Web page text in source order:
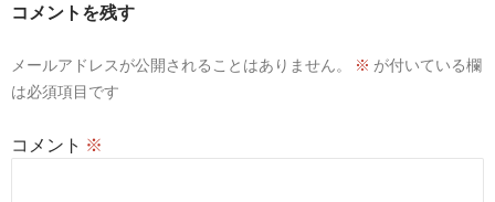
コメントを残す
メールアドレスが公開されることはありません。 ※ が付いている欄
は必須項目です
コメント ※